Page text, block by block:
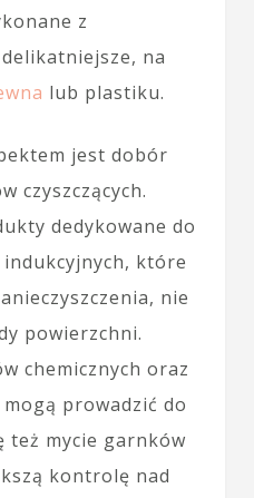
z
na
lub plastiku.
jest dobór
czyszczących.
dedykowane do
które
nie
powierzchni.
chemicznych oraz
prowadzić do
też mycie garnków
kontrolę nad